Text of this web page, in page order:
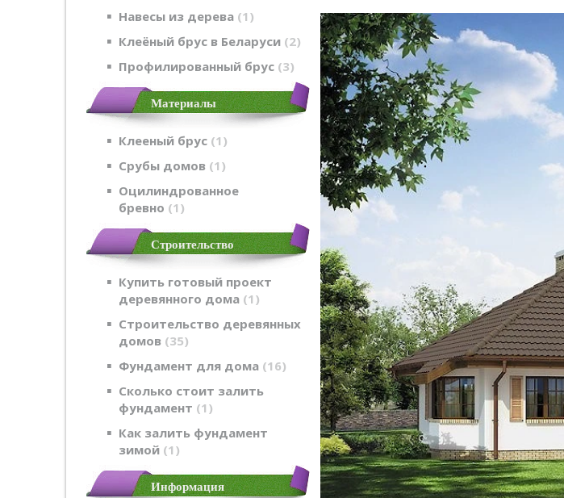
Навесы из дерева 1
Клеёный брус в Беларуси 2
Профилированный брус 3
Материалы
Клееный брус 1
Срубы домов 1
Оцилиндрованное
бревно 1
Строительство
Купить готовый проект
деревянного дома 1
Строительство деревянных
домов 35
Фундамент для дома 16
Сколько стоит залить
фундамент 1
Как залить фундамент
зимой 1
Информация